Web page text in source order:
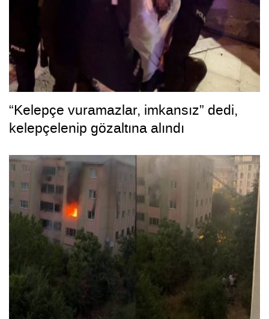
“Kelepçe vuramazlar, imkansız” dedi,
kelepçelenip gözaltına alındı